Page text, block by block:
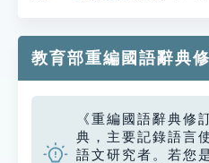
教育部重編國語辭典
《重編國語辭典修
典，主要記錄語言
語文研究者。若您